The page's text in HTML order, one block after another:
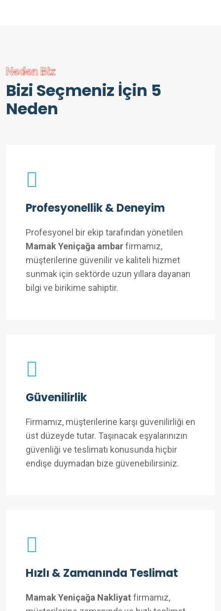
Neden Biz
Bizi Seçmeniz İçin 5
Neden
Profesyonellik & Deneyim
Profesyonel bir ekip tarafından yönetilen
Mamak Yeniçağa ambarfirmamız,
müşterilerine güvenilir ve kaliteli hizmet
sunmak için sektörde uzun yıllara dayanan
bilgi ve birikime sahiptir.
Güvenilirlik
Firmamız, müşterilerine karşı güvenilirliği en
üst düzeyde tutar. Taşınacak eşyalarınızın
güvenliği ve teslimatı konusunda hiçbir
endişe duymadan bize güvenebilirsiniz.
Hızlı & Zamanında Teslimat
Mamak Yeniçağa Nakliyat firmamız,